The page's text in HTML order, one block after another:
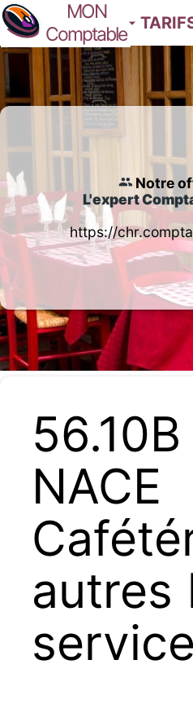
MON
Comptable
Notre
L'expert
https://
NACE
autres